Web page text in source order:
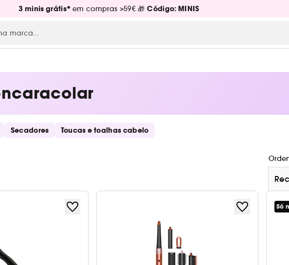
3 minis grátis* em compras >59€ 🎁Código: MINIS
Secadores Toucas e toalhas cabelo
Só